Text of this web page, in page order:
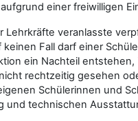
einer freiwilligen
Lehrkräfte veranlasste
Fall darf einer
ein Nachteil
rechtzeitig gesehen
Schülerinnen und
und technischen